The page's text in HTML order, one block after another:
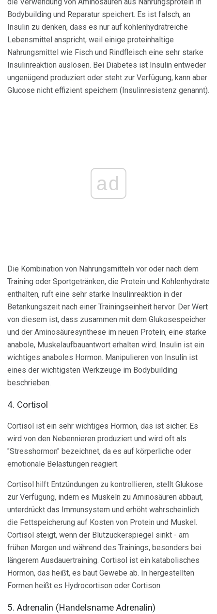
Bodybuilding und Reparatur speichert. Es ist falsch, an
Insulin zu denken, dass es nur auf kohlenhydratreiche
Lebensmittel anspricht, weil einige proteinhaltige
Nahrungsmittel wie Fisch und Rindfleisch eine sehr starke
Insulinreaktion auslösen. Bei Diabetes ist Insulin entweder
ungenügend produziert oder steht zur Verfügung, kann aber
Glucose nicht effizient speichern (Insulinresistenz genannt).
ad
Die Kombination von Nahrungsmitteln vor oder nach dem
Training oder Sportgetränken, die Protein und Kohlenhydrate
enthalten, ruft eine sehr starke Insulinreaktion in der
Betankungszeit nach einer Trainingseinheit hervor. Der Wert
von diesem ist, dass zusammen mit dem Glukosespeicher
und der Aminosäuresynthese im neuen Protein, eine starke
anabole, Muskelaufbauantwort erhalten wird. Insulin ist ein
wichtiges anaboles Hormon. Manipulieren von Insulin ist
eines der wichtigsten Werkzeuge im Bodybuilding
beschrieben.
4. Cortisol
Cortisol ist ein sehr wichtiges Hormon, das ist sicher. Es
wird von den Nebennieren produziert und wird oft als
"Stresshormon" bezeichnet, da es auf körperliche oder
emotionale Belastungen reagiert.
Cortisol hilft Entzündungen zu kontrollieren, stellt Glukose
zur Verfügung, indem es Muskeln zu Aminosäuren abbaut,
unterdrückt das Immunsystem und erhöht wahrscheinlich
die Fettspeicherung auf Kosten von Protein und Muskel.
Cortisol steigt, wenn der Blutzuckerspiegel sinkt - am
frühen Morgen und während des Trainings, besonders bei
längerem Ausdauertraining. Cortisol ist ein katabolisches
Hormon, das heißt, es baut Gewebe ab. In hergestellten
Formen heißt es Hydrocortison oder Cortison.
5. Adrenalin (Handelsname Adrenalin)